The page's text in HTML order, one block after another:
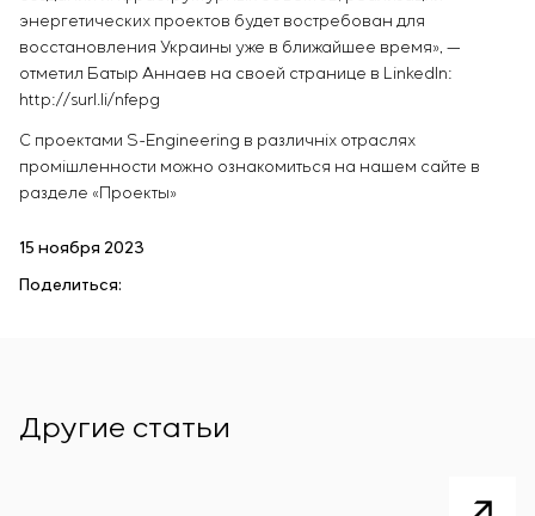
энергетических проектов будет востребован для
восстановления Украины уже в ближайшее время», —
отметил Батыр Аннаев на своей странице в LinkedIn:
http://surl.li/nfepg
С проектами S-Engineering в различніх отраслях
промішленности можно ознакомиться на нашем сайте в
разделе «Проекты»
15 ноября 2023
Поделиться:
Другие статьи